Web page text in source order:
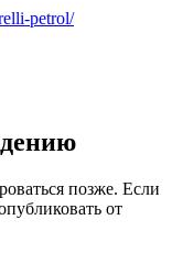
petrol/
позже. Если
от